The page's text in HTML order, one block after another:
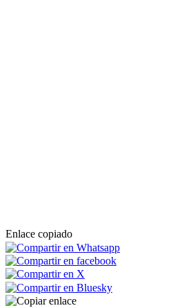
Enlace copiado